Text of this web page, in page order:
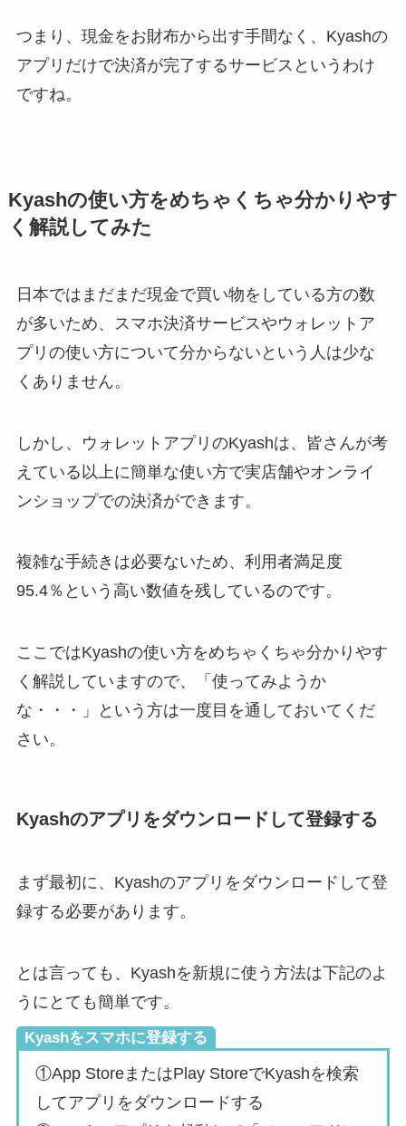
つまり、現金をお財布から出す手間なく、Kyashの
アプリだけで決済が完了するサービスというわけ
ですね。
Kyashの使い方をめちゃくちゃ分かりやす
く解説してみた
日本ではまだまだ現金で買い物をしている方の数
が多いため、スマホ決済サービスやウォレットア
プリの使い方について分からないという人は少な
くありません。
しかし、ウォレットアプリのKyashは、皆さんが考
えている以上に簡単な使い方で実店舗やオンライ
ンショップでの決済ができます。
複雑な手続きは必要ないため、利用者満足度
95.4％という高い数値を残しているのです。
ここではKyashの使い方をめちゃくちゃ分かりやす
く解説していますので、「使ってみようか
な・・・」という方は一度目を通しておいてくだ
さい。
Kyashのアプリをダウンロードして登録する
まず最初に、Kyashのアプリをダウンロードして登
録する必要があります。
とは言っても、Kyashを新規に使う方法は下記のよ
うにとても簡単です。
Kyashをスマホに登録する
①App StoreまたはPlay StoreでKyashを検索
してアプリをダウンロードする